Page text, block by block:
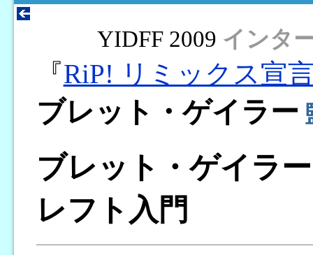
YIDFF 2009 インタ
『RiP! リミックス宣
ブレット・ゲイラー
ブレット・ゲイラ
レフト入門